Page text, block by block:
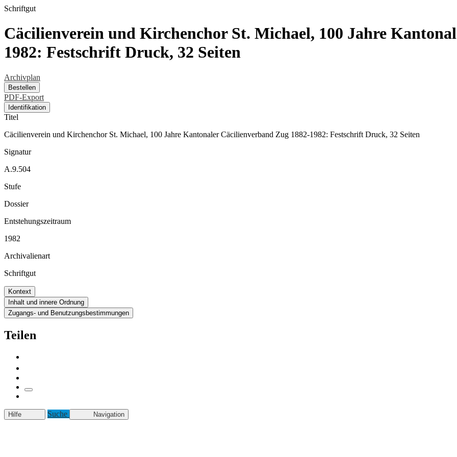
Schriftgut
Cäcilienverein und Kirchenchor St. Michael, 100 Jahre
1982: Festschrift Druck, 32 Seiten
Archivplan
Bestellen
PDF-Export
Identifikation
Titel
Cäcilienverein und Kirchenchor St. Michael, 100 Jahre Kantonaler Cäcilienverband Zug 1882-1982: Festschrift Druck, 32 Seiten
Signatur
A.9.504
Stufe
Dossier
Entstehungszeitraum
1982
Archivalienart
Schriftgut
Kontext
Inhalt und innere Ordnung
Zugangs- und Benutzungsbestimmungen
Teilen
Hilfe Suche Navigation